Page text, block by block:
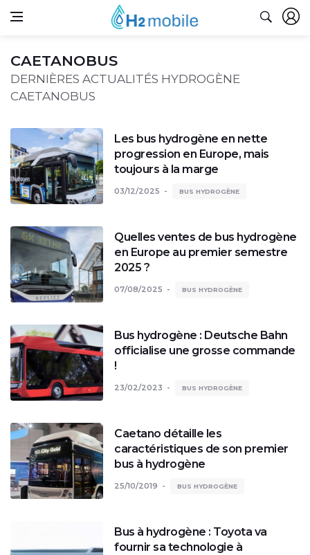
CAETANOBUS
DERNIÈRES ACTUALITÉS HYDROGÈNE
CAETANOBUS
Les bus hydrogène en nette
progression en Europe, mais
toujours à la marge
03/12/2025 BUS HYDROGÈNE
Quelles ventes de bus hydrogène
en Europe au premier semestre
2025 ?
07/08/2025 BUS HYDROGÈNE
Bus hydrogène : Deutsche Bahn
officialise une grosse commande
!
23/02/2023 BUS HYDROGÈNE
Caetano détaille les
caractéristiques de son premier
bus à hydrogène
25/10/2019 BUS HYDROGÈNE
Bus à hydrogène : Toyota va
fournir sa technologie à